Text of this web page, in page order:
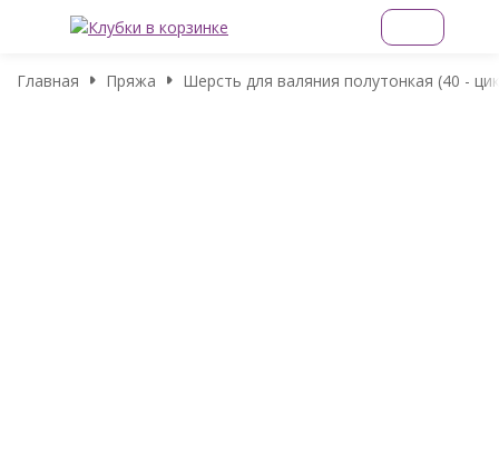
Главная Пряжа Шерсть для валяния полутонкая (40 -